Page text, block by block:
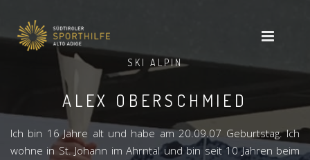
SKI ALPIN
ALEX OBERSCHMIED
Ich bin 16 Jahre alt und habe am 20.09.07 Geburtstag. Ich
wohne in St. Johann im Ahrntal und bin seit 10 Jahren beim